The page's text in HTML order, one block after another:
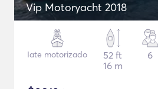
Vip Motoryacht 2018
Iate motorizado
52 ft
16 m
6